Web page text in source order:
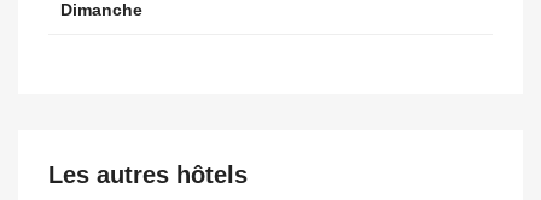
Dimanche
Les autres hôtels